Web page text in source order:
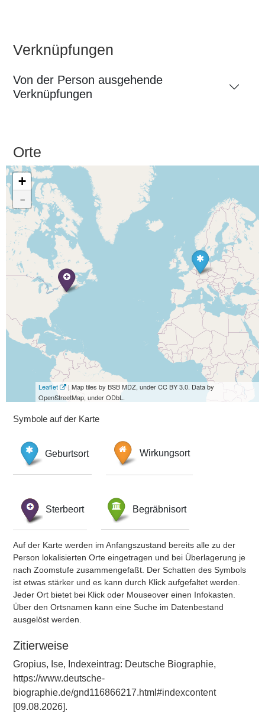
Verknüpfungen
Von der Person ausgehende
Verknüpfungen
Orte
+
-
Leaflet
| Map tiles by BSB MDZ, under CC BY 3.0. Data by
OpenStreetMap, under ODbL.
Symbole auf der Karte
Geburtsort Wirkungsort
Sterbeort Begräbnisort
Auf der Karte werden im Anfangszustand bereits alle zu der
Person lokalisierten Orte eingetragen und bei Überlagerung je
nach Zoomstufe zusammengefaßt. Der Schatten des Symbols
ist etwas stärker und es kann durch Klick aufgefaltet werden.
Jeder Ort bietet bei Klick oder Mouseover einen Infokasten.
Über den Ortsnamen kann eine Suche im Datenbestand
ausgelöst werden.
Zitierweise
Gropius, Ise, Indexeintrag: Deutsche Biographie,
https://www.deutsche-
biographie.de/gnd116866217.html#indexcontent
[09.08.2026].